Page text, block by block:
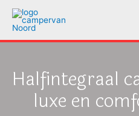
Doorgaan
Halfintegraal
luxe en